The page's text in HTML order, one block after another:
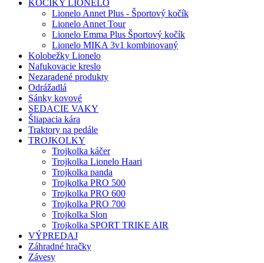
KOČÍKY LIONELO
Lionelo Annet Plus - Športový kočík
Lionelo Annet Tour
Lionelo Emma Plus Športový kočík
Lionelo MIKA 3v1 kombinovaný
Kolobežky Lionelo
Nafukovacie kreslo
Nezaradené produkty
Odrážadlá
Sánky kovové
SEDACIE VAKY
Šliapacia kára
Traktory na pedále
TROJKOLKY
Trojkolka káčer
Trojkolka Lionelo Haari
Trojkolka panda
Trojkolka PRO 500
Trojkolka PRO 600
Trojkolka PRO 700
Trojkolka Slon
Trojkolka SPORT TRIKE AIR
VÝPREDAJ
Záhradné hračky
Závesy